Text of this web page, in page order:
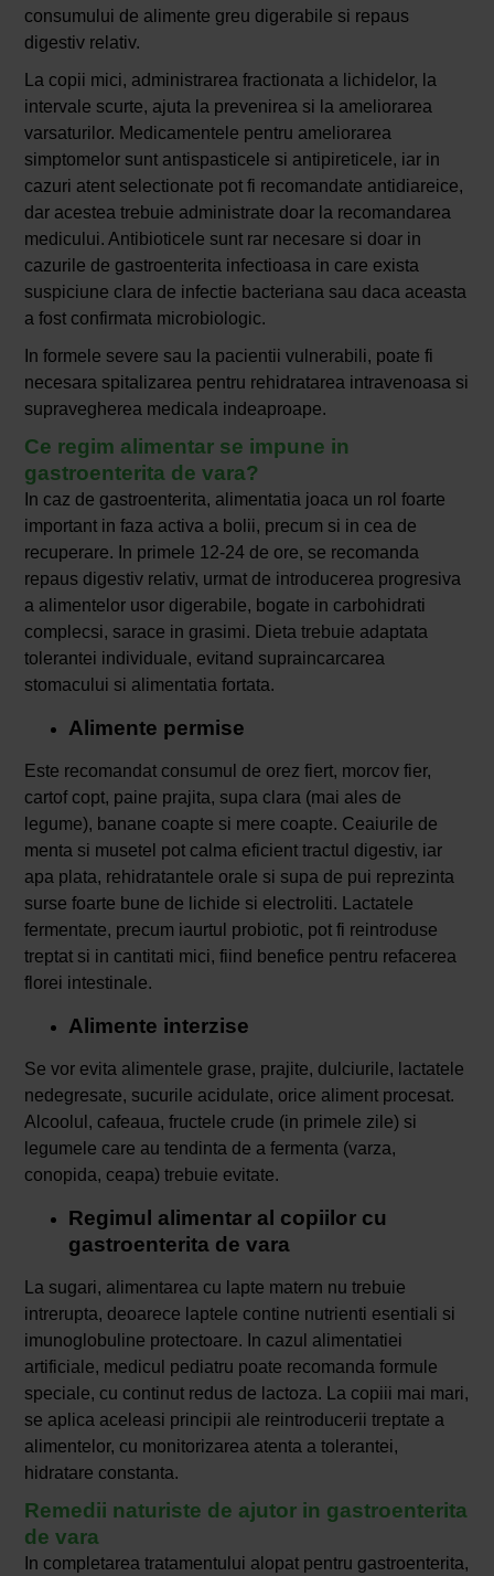
consumului de alimente greu digerabile si repaus
digestiv relativ.
La copii mici, administrarea fractionata a lichidelor, la
intervale scurte, ajuta la prevenirea si la ameliorarea
varsaturilor. Medicamentele pentru ameliorarea
simptomelor sunt antispasticele si antipireticele, iar in
cazuri atent selectionate pot fi recomandate antidiareice,
dar acestea trebuie administrate doar la recomandarea
medicului. Antibioticele sunt rar necesare si doar in
cazurile de gastroenterita infectioasa in care exista
suspiciune clara de infectie bacteriana sau daca aceasta
a fost confirmata microbiologic.
In formele severe sau la pacientii vulnerabili, poate fi
necesara spitalizarea pentru rehidratarea intravenoasa si
supravegherea medicala indeaproape.
Ce regim alimentar se impune in
gastroenterita de vara?
In caz de gastroenterita, alimentatia joaca un rol foarte
important in faza activa a bolii, precum si in cea de
recuperare. In primele 12-24 de ore, se recomanda
repaus digestiv relativ, urmat de introducerea progresiva
a alimentelor usor digerabile, bogate in carbohidrati
complecsi, sarace in grasimi. Dieta trebuie adaptata
tolerantei individuale, evitand supraincarcarea
stomacului si alimentatia fortata.
Alimente permise
Este recomandat consumul de orez fiert, morcov fier,
cartof copt, paine prajita, supa clara (mai ales de
legume), banane coapte si mere coapte. Ceaiurile de
menta si musetel pot calma eficient tractul digestiv, iar
apa plata, rehidratantele orale si supa de pui reprezinta
surse foarte bune de lichide si electroliti. Lactatele
fermentate, precum iaurtul probiotic, pot fi reintroduse
treptat si in cantitati mici, fiind benefice pentru refacerea
florei intestinale.
Alimente interzise
Se vor evita alimentele grase, prajite, dulciurile, lactatele
nedegresate, sucurile acidulate, orice aliment procesat.
Alcoolul, cafeaua, fructele crude (in primele zile) si
legumele care au tendinta de a fermenta (varza,
conopida, ceapa) trebuie evitate.
Regimul alimentar al copiilor cu
gastroenterita de vara
La sugari, alimentarea cu lapte matern nu trebuie
intrerupta, deoarece laptele contine nutrienti esentiali si
imunoglobuline protectoare. In cazul alimentatiei
artificiale, medicul pediatru poate recomanda formule
speciale, cu continut redus de lactoza. La copiii mai mari,
se aplica aceleasi principii ale reintroducerii treptate a
alimentelor, cu monitorizarea atenta a tolerantei,
hidratare constanta.
Remedii naturiste de ajutor in gastroenterita
de vara
In completarea tratamentului alopat pentru gastroenterita,